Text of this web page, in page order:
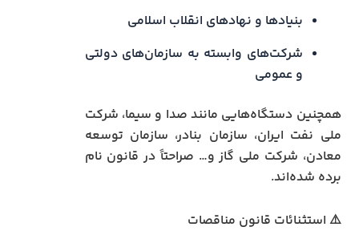
بنیادها و نهادهای انقلاب اسلامی
شرکت‌های وابسته به سازمان‌های دولتی
و عمومی
همچنین دستگاه‌هایی مانند صدا و سیما، شرکت
ملی نفت ایران، سازمان بنادر، سازمان توسعه
معادن، شرکت ملی گاز و… صراحتاً در قانون نام
برده شده‌اند.
⚠️ استثنائات قانون مناقصات